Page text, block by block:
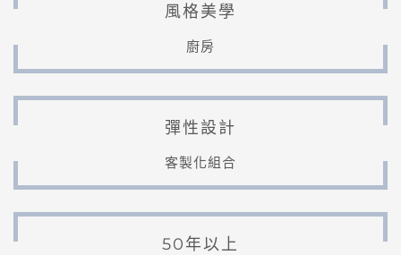
風格美學
廚房
彈性設計
客製化組合
50年以上